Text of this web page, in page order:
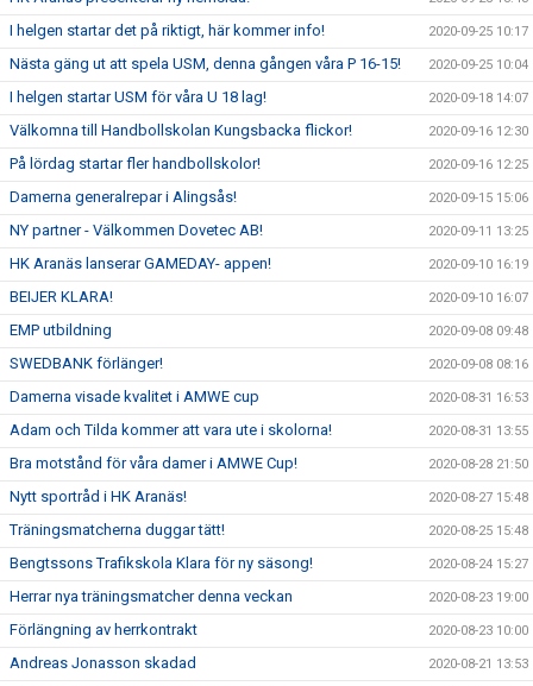
I helgen startar det på riktigt, här kommer info! 2020-09-25 10:17
Nästa gäng ut att spela USM, denna gången våra P 16-15! 2020-09-25 10:04
I helgen startar USM för våra U 18 lag! 2020-09-18 14:07
Välkomna till Handbollskolan Kungsbacka flickor! 2020-09-16 12:30
På lördag startar fler handbollskolor! 2020-09-16 12:25
Damerna generalrepar i Alingsås! 2020-09-15 15:06
NY partner - Välkommen Dovetec AB! 2020-09-11 13:25
HK Aranäs lanserar GAMEDAY- appen! 2020-09-10 16:19
BEIJER KLARA! 2020-09-10 16:07
EMP utbildning 2020-09-08 09:48
SWEDBANK förlänger! 2020-09-08 08:16
Damerna visade kvalitet i AMWE cup 2020-08-31 16:53
Adam och Tilda kommer att vara ute i skolorna! 2020-08-31 13:55
Bra motstånd för våra damer i AMWE Cup! 2020-08-28 21:50
Nytt sportråd i HK Aranäs! 2020-08-27 15:48
Träningsmatcherna duggar tätt! 2020-08-25 15:48
Bengtssons Trafikskola Klara för ny säsong! 2020-08-24 15:27
Herrar nya träningsmatcher denna veckan 2020-08-23 19:00
Förlängning av herrkontrakt 2020-08-23 10:00
Andreas Jonasson skadad 2020-08-21 13:53